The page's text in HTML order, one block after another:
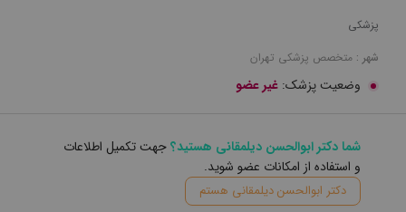
پزشکی
شهر : متخصص پزشکی تهران
وضعیت پزشک: غیر عضو
شما دکتر ابوالحسن دیلمقانی هستید؟جهت تکمیل اطلاعات
و استفاده از امکانات عضو شوید.
دکتر ابوالحسن دیلمقانی هستم